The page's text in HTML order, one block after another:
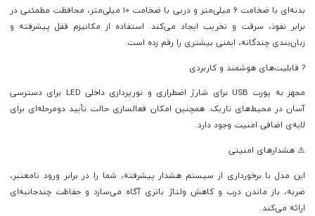
بدنه‌ای با ضخامت ۶ میلی‌متر و دربی با ضخامت ۱۰ میلی‌متر، محافظت مطمئنی در
برابر نفوذ، سرقت و تخریب ایجاد می‌کند. استفاده از مکانیزم قفل پیشرفته و
زبان‌بندی چندگانه، ایمنی بیشتری را رقم زده است.
? قابلیت‌های هوشمند و کاربردی
مجهز به پورت USB برای شارژ اضطراری و نورپردازی داخلی LED برای دسترسی
آسان در محیط‌های تاریک. همچنین امکان فعالسازی حالت تأیید دومرحله‌ای برای
لایه‌ی اضافی امنیت وجود دارد.
⚠️ هشدارهای امنیتی
این مدل با برخورداری از سیستم هشدار پیشرفته، شما را در برابر ورود نامعتبر،
ضربه، باز ماندن درب و کاهش ولتاژ باتری آگاه می‌سازد و حفاظت چندجانبه‌ای
ارائه می‌کند.